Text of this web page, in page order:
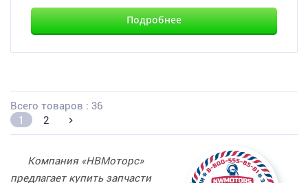
Подробнее
Всего товаров : 36
1
2
Компания «НВМоторс»
предлагает купить запчасти